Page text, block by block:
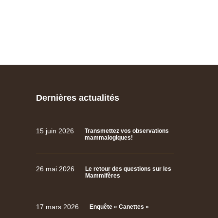
Dernières actualités
15 juin 2026
Transmettez vos observations
mammalogiques!
26 mai 2026
Le retour des questions sur les
Mammifères
17 mars 2026 Enquête « Canettes »